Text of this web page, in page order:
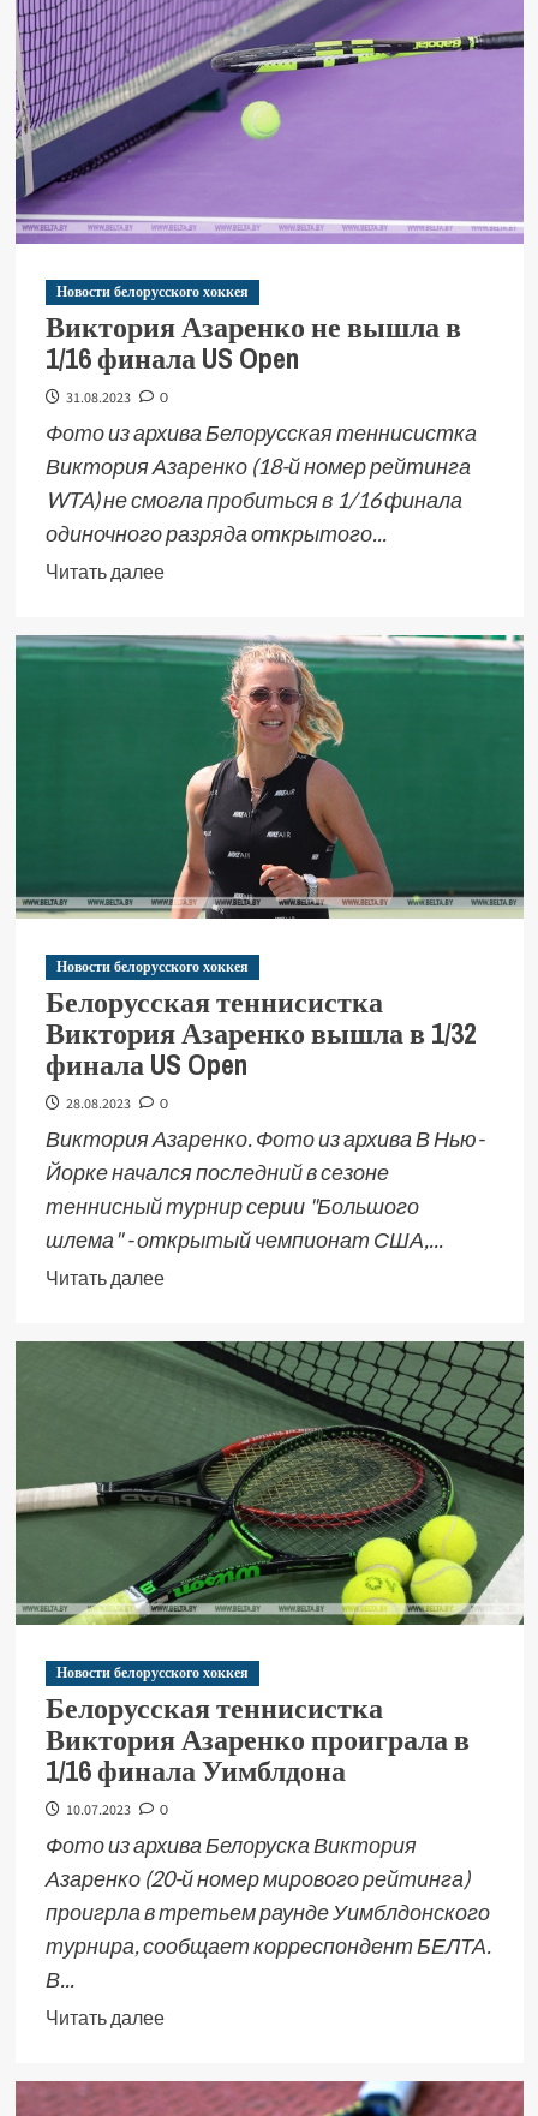
Новости белорусского хоккея
Виктория Азаренко не вышла в
1/16 финала US Open
31.08.2023 0
Фото из архива Белорусская теннисистка
Виктория Азаренко (18-й номер рейтинга
WTA) не смогла пробиться в 1/16 финала
одиночного разряда открытого...
Читать далее
Новости белорусского хоккея
Белорусская теннисистка
Виктория Азаренко вышла в 1/32
финала US Open
28.08.2023 0
Виктория Азаренко. Фото из архива В Нью-
Йорке начался последний в сезоне
теннисный турнир серии "Большого
шлема" - открытый чемпионат США,...
Читать далее
Новости белорусского хоккея
Белорусская теннисистка
Виктория Азаренко проиграла в
1/16 финала Уимблдона
10.07.2023 0
Фото из архива Белоруска Виктория
Азаренко (20-й номер мирового рейтинга)
проигрла в третьем раунде Уимблдонского
турнира, сообщает корреспондент БЕЛТА.
В...
Читать далее